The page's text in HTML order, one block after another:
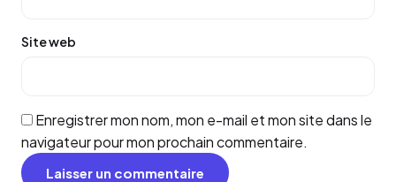
Site web
Enregistrer mon nom, mon e-mail et mon site dans le
navigateur pour mon prochain commentaire.